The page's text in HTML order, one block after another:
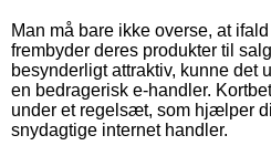
Man må bare ikke overse, at
frembyder deres produkter til
besynderligt attraktiv, kunne det
en bedragerisk e-handler.
under et regelsæt, som hjælper
snydagtige internet handler.